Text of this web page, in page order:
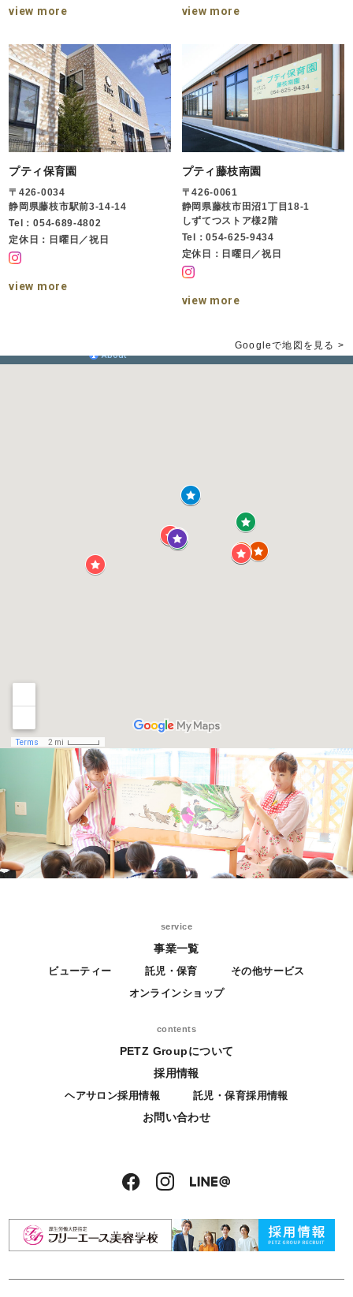
view more view more
プティ保育園
〒426-0034
静岡県藤枝市駅前3-14-14
Tel：054-689-4802
定休日：日曜日／祝日
view more
プティ藤枝南園
〒426-0061
静岡県藤枝市田沼1丁目18-1
しずてつストア様2階
Tel：054-625-9434
定休日：日曜日／祝日
view more
Googleで地図を見る >
service
事業一覧
ビューティー 託児・保育
その他サービス
オンラインショップ
contents
PETZ Groupについて
採用情報
ヘアサロン採用情報 託児・保育採用情報
お問い合わせ